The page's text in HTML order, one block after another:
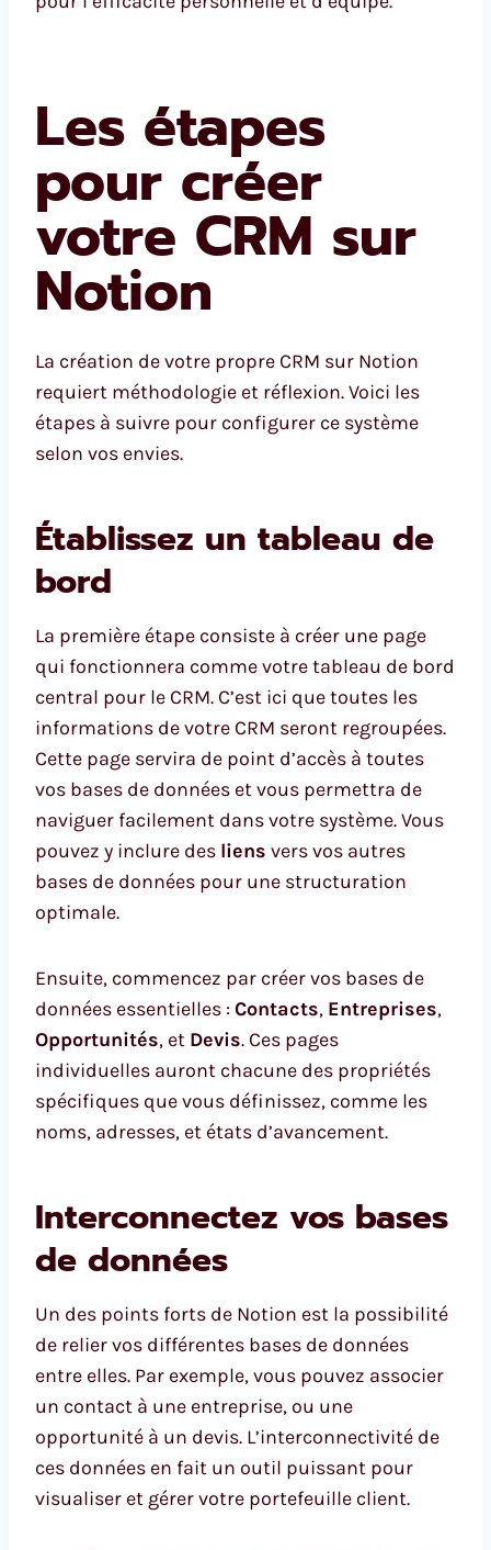
Les étapes
pour créer
votre CRM sur
Notion
La création de votre propre CRM sur Notion
requiert méthodologie et réflexion. Voici les
étapes à suivre pour configurer ce système
selon vos envies.
Établissez un tableau de
bord
La première étape consiste à créer une page
qui fonctionnera comme votre tableau de bord
central pour le CRM. C’est ici que toutes les
informations de votre CRM seront regroupées.
Cette page servira de point d’accès à toutes
vos bases de données et vous permettra de
naviguer facilement dans votre système. Vous
pouvez y inclure des liens vers vos autres
bases de données pour une structuration
optimale.
Ensuite, commencez par créer vos bases de
données essentielles : Contacts, Entreprises,
Opportunités, et Devis. Ces pages
individuelles auront chacune des propriétés
spécifiques que vous définissez, comme les
noms, adresses, et états d’avancement.
Interconnectez vos bases
de données
Un des points forts de Notion est la possibilité
de relier vos différentes bases de données
entre elles. Par exemple, vous pouvez associer
un contact à une entreprise, ou une
opportunité à un devis. L’interconnectivité de
ces données en fait un outil puissant pour
visualiser et gérer votre portefeuille client.